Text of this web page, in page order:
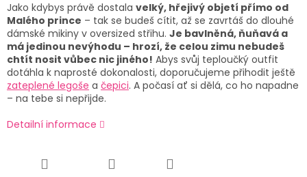
Jako kdybys právě dostala velký, hřejivý objetí přímo od
Malého prince – tak se budeš cítit, až se zavrtáš do dlouhé
dámské mikiny v oversized střihu. Je bavlněná, ňuňavá a
má jedinou nevýhodu – hrozí, že celou zimu nebudeš
chtít nosit vůbec nic jiného! Abys svůj teploučký outfit
dotáhla k naprosté dokonalosti, doporučujeme přihodit ještě
zateplené legoše a čepici. A počasí ať si dělá, co ho napadne
– na tebe si nepřijde.
Detailní informace